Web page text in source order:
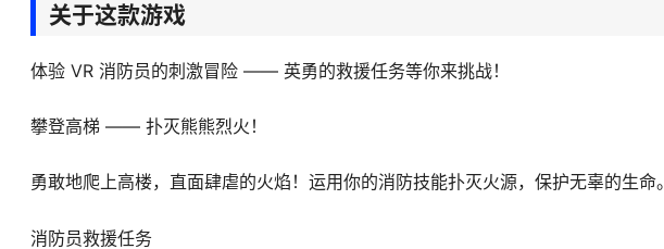
关于这款游戏
体验 VR 消防员的刺激冒险 —— 英勇的救援任务等你来挑战！
攀登高梯 —— 扑灭熊熊烈火！
勇敢地爬上高楼，直面肆虐的火焰！运用你的消防技能扑灭火源，保护无辜的生命。
消防员救援任务